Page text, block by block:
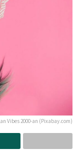
Vibes 2000-an (Pixabay.com)